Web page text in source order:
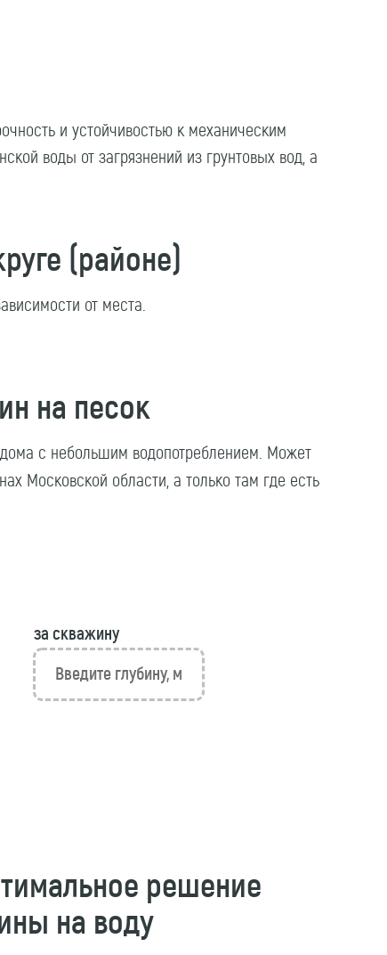
и устойчивостью к механическим
воды от загрязнений из грунтовых вод, а
(районе)
от места.
на песок
с небольшим водопотреблением. Может
Московской области, а только там где есть
за скважину
решение
на воду